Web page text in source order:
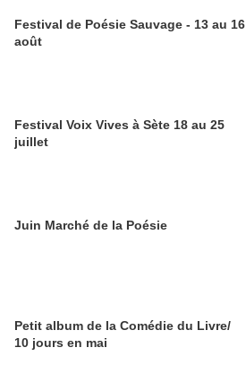
Festival de Poésie Sauvage - 13 au 16
août
Festival Voix Vives à Sète 18 au 25
juillet
Juin Marché de la Poésie
Petit album de la Comédie du Livre/
10 jours en mai